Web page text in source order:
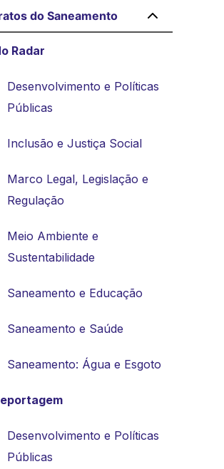
do Saneamento
Radar
Desenvolvimento e Políticas
Públicas
Inclusão e Justiça Social
Marco Legal, Legislação e
Regulação
Meio Ambiente e
Sustentabilidade
Saneamento e Educação
Saneamento e Saúde
Saneamento: Água e Esgoto
Desenvolvimento e Políticas
Públicas